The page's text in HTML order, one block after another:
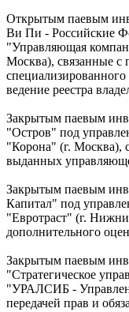
Открытым паевым
Ви Пи - Российские
"Управляющая
Москва), связанные с
ведение реестра
Закрытым паевым
"Остров" под
"Корона" (г. Москва),
выданных
Закрытым паевым
Капитал" под
"Евротраст" (г.
дополнительного
Закрытым паевым
"Стратегическое
"УРАЛСИБ -
передачей прав и